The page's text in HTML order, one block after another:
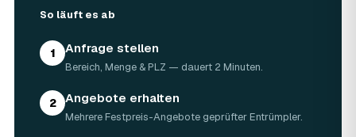
eine komplette Wohnung oder ein Haus in Bayreuth kann
schon innerhalb weniger Tage, bei akuten Fällen wie einer
Messie-Wohnung auch kurzfristig.
Welche Gegenstände werden bei der
Entrümpelung entsorgt?
Mitgenommen wird praktisch der gesamte Hausrat: Möbel,
So läuft es ab
1 Anfrage stellen
Bereich, Menge & PLZ — dauert 2 Minuten.
2 Angebote erhalten
Mehrere Festpreis-Angebote geprüfter Entrümpler.